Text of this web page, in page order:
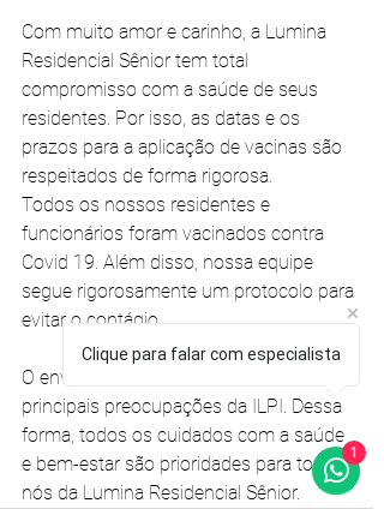
Com muito amor e carinho, a Lumina
Residencial Sênior tem total
compromisso com a saúde de seus
residentes. Por isso, as datas e os
prazos para a aplicação de vacinas são
respeitados de forma rigorosa.
Todos os nossos residentes e
funcionários foram vacinados contra
Covid 19. Além disso, nossa equipe
segue rigorosamente um protocolo para
evitar o contágio.
O envelhecimento saudável é uma das
principais preocupações da ILPI. Dessa
forma, todos os cuidados com a saúde
e bem-estar são prioridades para todos
nós da Lumina Residencial Sênior.
Clique para falar com especialista
1